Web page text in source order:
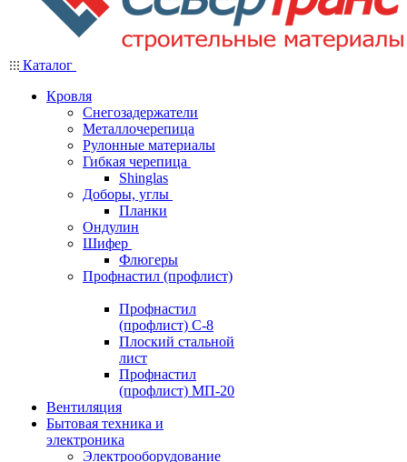
Каталог
Кровля
Снегозадержатели
Металлочерепица
Рулонные материалы
Гибкая черепица
Shinglas
Доборы, углы
Планки
Ондулин
Шифер
Флюгеры
Профнастил (профлист)
Профнастил
(профлист) С-8
Плоский стальной
лист
Профнастил
(профлист) МП-20
Вентиляция
Бытовая техника и
электроника
Электрооборудование